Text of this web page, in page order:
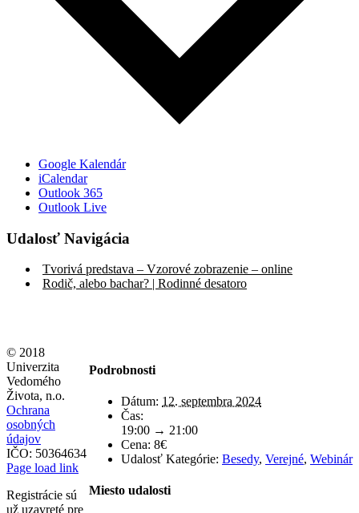
Google Kalendár
iCalendar
Outlook 365
Outlook Live
Udalosť Navigácia
Tvorivá predstava – Vzorové zobrazenie – online
Rodič, alebo bachar? | Rodinné desatoro
Podrobnosti
Dátum: 12. septembra 2024
Čas:
19:00 → 21:00
Cena: 8€
Udalosť Kategórie: Besedy, Verejné, Webinár
Miesto udalosti
© 2018
Univerzita
Vedomého
Života, n.o.
Ochrana
osobných
údajov
IČO: 50364634
Page load link
Registrácie sú
už uzavreté pre